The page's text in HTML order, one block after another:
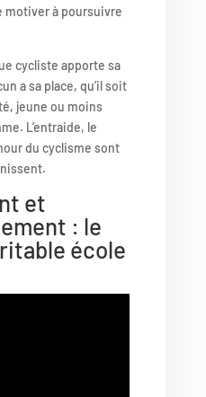
motiver à poursuivre
cycliste apporte sa
a sa place, qu’il soit
jeune ou moins
L’entraide, le
du cyclisme sont
et
: le
école